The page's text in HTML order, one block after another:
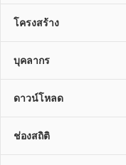
โครงสร้าง
บุคลากร
ดาวน์โหลด
ช่องสถิติ